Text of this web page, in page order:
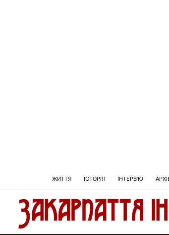
ЖИТТЯ ІСТОРІЯ ІНТЕРВ’Ю